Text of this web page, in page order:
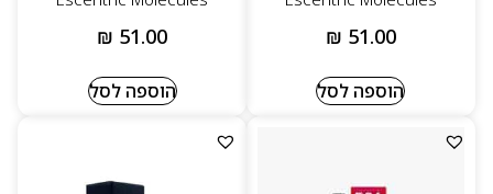
₪ 51.00
הוספה לסל
₪ 51.00
הוספה לסל